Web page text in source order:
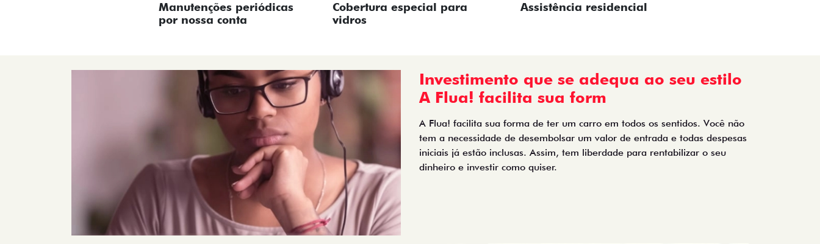
Manutenções periódicas
por nossa conta
Cobertura especial para
vidros
Assistência residencial
Investimento que se adequa ao seu estilo
A Flua! facilita sua form
A Flua! facilita sua forma de ter um carro em todos os sentidos. Você não
tem a necessidade de desembolsar um valor de entrada e todas despesas
iniciais já estão inclusas. Assim, tem liberdade para rentabilizar o seu
dinheiro e investir como quiser.